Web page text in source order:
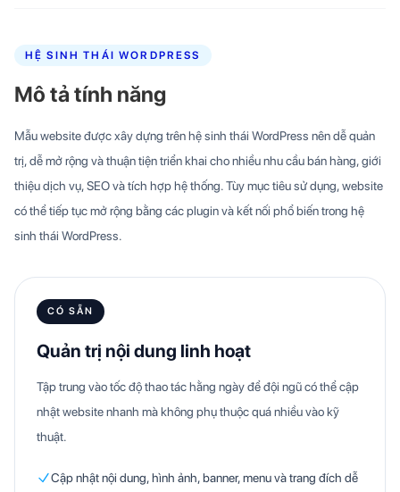
HỆ SINH THÁI WORDPRESS
Mô tả tính năng
Mẫu website được xây dựng trên hệ sinh thái WordPress nên dễ quản
trị, dễ mở rộng và thuận tiện triển khai cho nhiều nhu cầu bán hàng, giới
thiệu dịch vụ, SEO và tích hợp hệ thống. Tùy mục tiêu sử dụng, website
có thể tiếp tục mở rộng bằng các plugin và kết nối phổ biến trong hệ
sinh thái WordPress.
CÓ SẴN
Quản trị nội dung linh hoạt
Tập trung vào tốc độ thao tác hằng ngày để đội ngũ có thể cập
nhật website nhanh mà không phụ thuộc quá nhiều vào kỹ
thuật.
Cập nhật nội dung, hình ảnh, banner, menu và trang đích dễ